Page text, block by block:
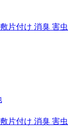
片付け 消臭 害虫
片付け 消臭 害虫